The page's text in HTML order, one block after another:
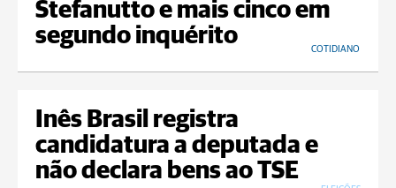
Stefanutto e mais cinco em
segundo inquérito
COTIDIANO
Inês Brasil registra
candidatura a deputada e
não declara bens ao TSE